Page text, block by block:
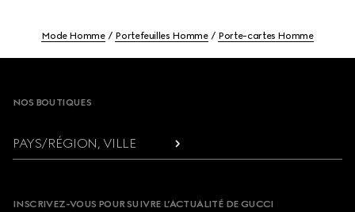
Mode Homme Portefeuilles Homme Porte-cartes Homme
NOS BOUTIQUES
PAYS/RÉGION, VILLE
INSCRIVEZ-VOUS POUR SUIVRE L’ACTUALITÉ DE GUCCI